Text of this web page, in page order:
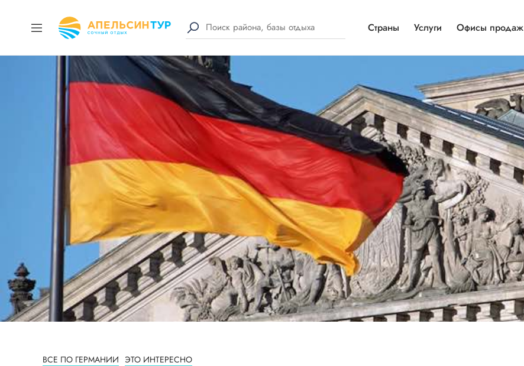
Страны Услуги Офисы продаж
ВСЕ ПО ГЕРМАНИИ ЭТО ИНТЕРЕСНО